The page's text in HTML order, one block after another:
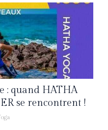
: quand HATHA
se rencontrent !